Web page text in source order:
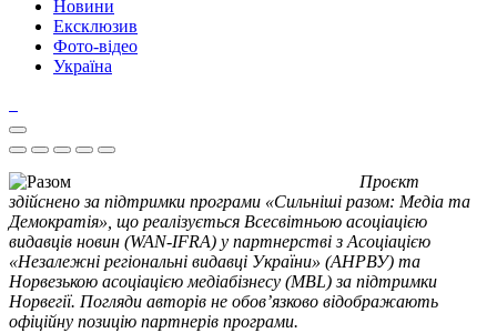
Новини
Ексклюзив
Фото-відео
Україна
Проєкт
здійснено за підтримки програми «Сильніші разом: Медіа та
Демократія», що реалізується Всесвітньою асоціацією
видавців новин (WAN-IFRA) у партнерстві з Асоціацією
«Незалежні регіональні видавці України» (АНРВУ) та
Норвезькою асоціацією медіабізнесу (MBL) за підтримки
Норвегії. Погляди авторів не обов’язково відображають
офіційну позицію партнерів програми.